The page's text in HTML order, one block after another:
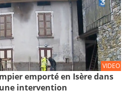
VIDEO
emporté en Isère dans
intervention